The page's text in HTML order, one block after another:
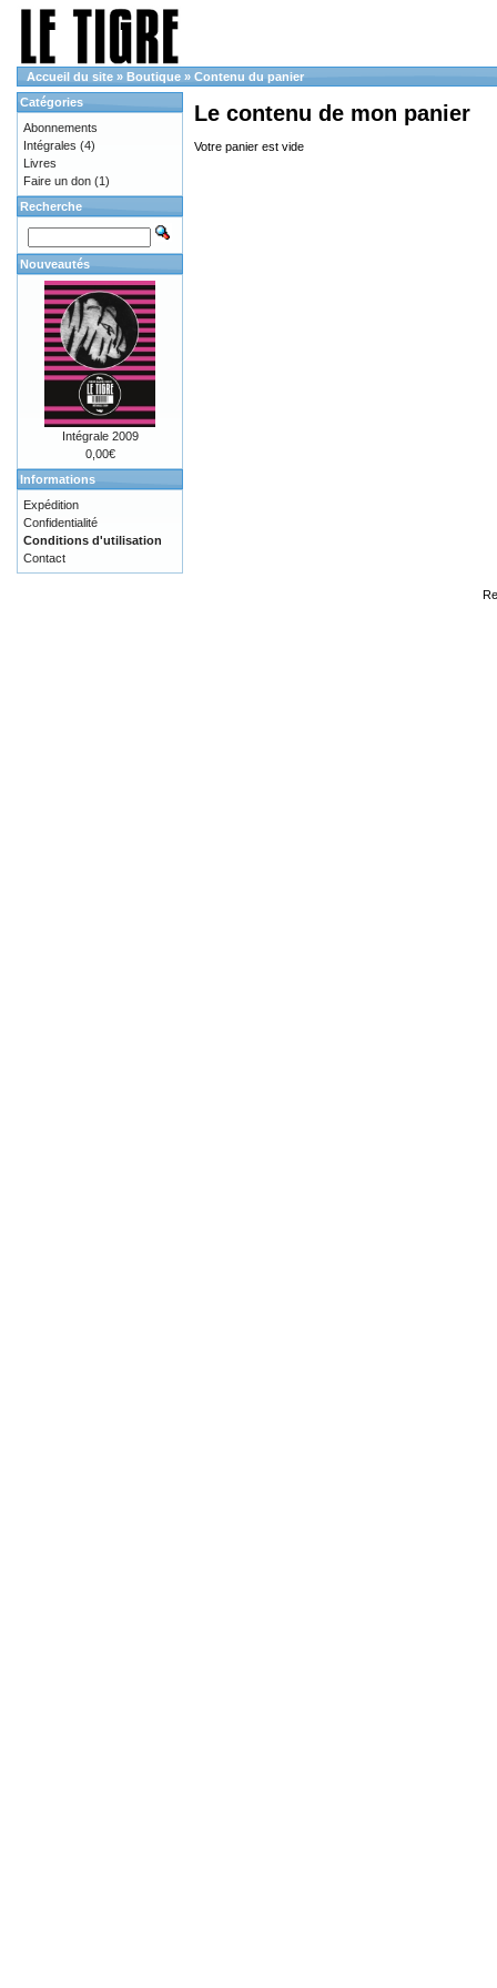
Accueil du site » Boutique » Contenu du panier
Le contenu de mon panier
Votre panier est vide
Catégories
Abonnements
Intégrales (4)
Livres
Faire un don (1)
Recherche
Nouveautés
Intégrale 2009
0,00€
Informations
Expédition
Confidentialité
Conditions d'utilisation
Contact